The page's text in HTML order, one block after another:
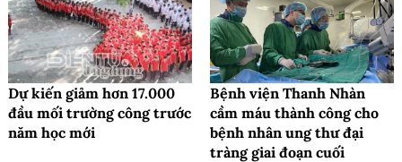
Dự kiến giảm hơn 17.000
đầu mối trường công trước
năm học mới
Bệnh viện Thanh Nhàn
cầm máu thành công cho
bệnh nhân ung thư đại
tràng giai đoạn cuối